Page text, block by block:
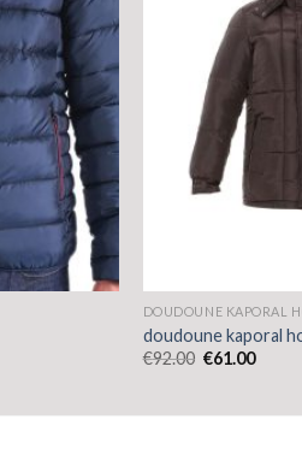
DOUDOUNE KAPORAL
doudoune kaporal
€92.00 €61.00